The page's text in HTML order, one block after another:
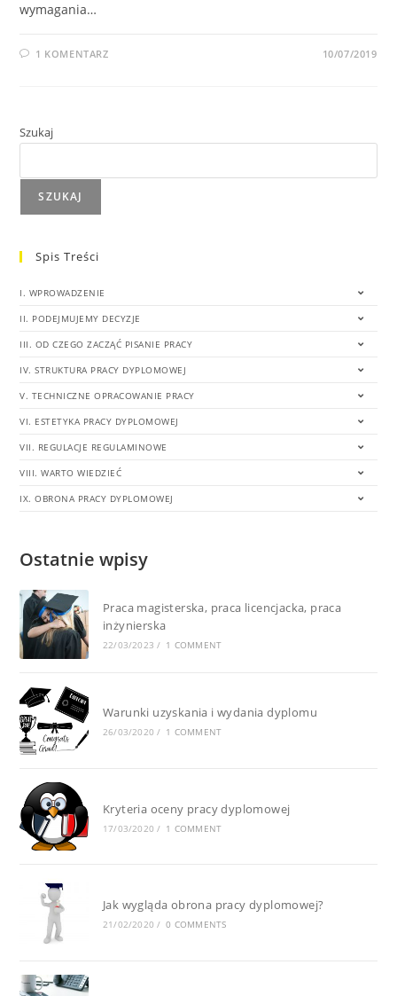
wymagania…
1 KOMENTARZ 10/07/2019
Szukaj
SZUKAJ
Spis Treści
I. WPROWADZENIE
II. PODEJMUJEMY DECYZJE
III. OD CZEGO ZACZĄĆ PISANIE PRACY
IV. STRUKTURA PRACY DYPLOMOWEJ
V. TECHNICZNE OPRACOWANIE PRACY
VI. ESTETYKA PRACY DYPLOMOWEJ
VII. REGULACJE REGULAMINOWE
VIII. WARTO WIEDZIEĆ
IX. OBRONA PRACY DYPLOMOWEJ
Ostatnie wpisy
Praca magisterska, praca licencjacka, praca
inżynierska
22/03/2023 / 1 COMMENT
Warunki uzyskania i wydania dyplomu
26/03/2020 / 1 COMMENT
Kryteria oceny pracy dyplomowej
17/03/2020 / 1 COMMENT
Jak wygląda obrona pracy dyplomowej?
21/02/2020 / 0 COMMENTS